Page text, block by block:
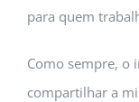
para quem
Como sempre, o
compartilhar a